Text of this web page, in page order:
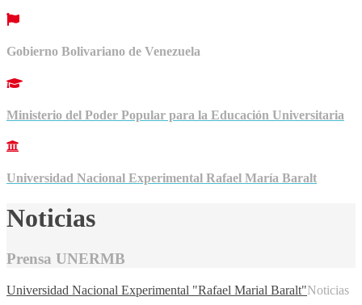
Gobierno Bolivariano de Venezuela
Ministerio del Poder Popular para la Educación Universitaria
Universidad Nacional Experimental Rafael María Baralt
Noticias
Prensa UNERMB
Universidad Nacional Experimental "Rafael Marial Baralt"Noticias